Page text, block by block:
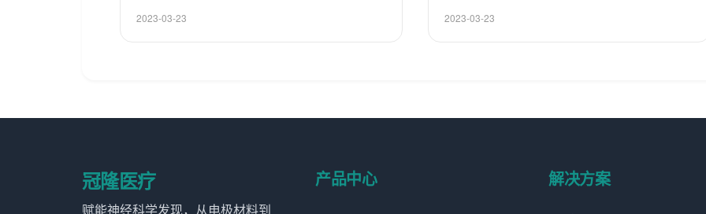
品质认证，赢得各大客户和厂家的信赖和认可。
2023-03-23
的特性确定其中的具体内容是否适用，若不适用，
2023-03-23
冠隆医疗
赋能神经科学发现，从电极材料到
产品中心 解决方案